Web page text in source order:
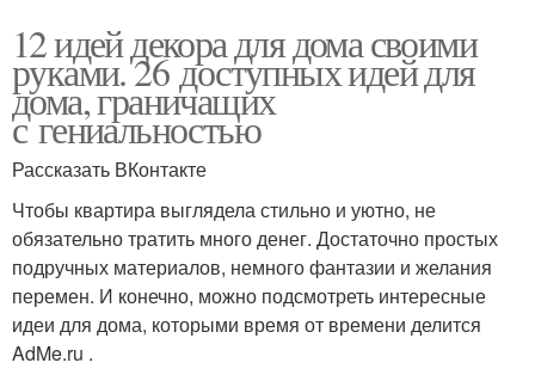
12 идей декора для дома своими
руками. 26 доступных идей для
дома, граничащих
с гениальностью
Рассказать ВКонтакте
Чтобы квартира выглядела стильно и уютно, не
обязательно тратить много денег. Достаточно простых
подручных материалов, немного фантазии и желания
перемен. И конечно, можно подсмотреть интересные
идеи для дома, которыми время от времени делится
AdMe.ru .